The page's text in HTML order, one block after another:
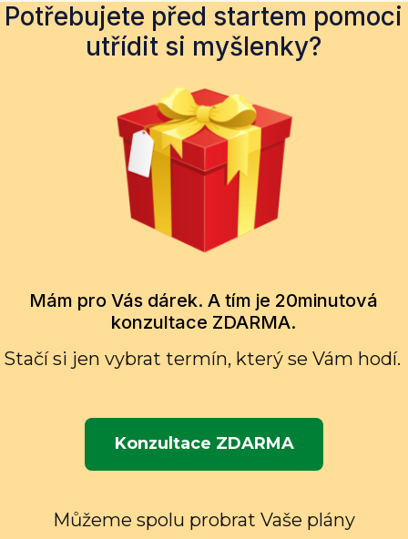
Potřebujete před startem pomoci
utřídit si myšlenky?
Mám pro Vás dárek. A tím je 20minutová
konzultace ZDARMA.
Stačí si jen vybrat termín, který se Vám hodí.
Konzultace ZDARMA
Můžeme spolu probrat Vaše plány